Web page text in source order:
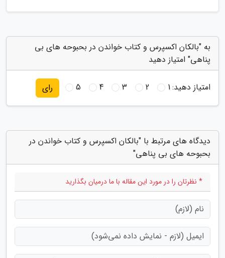
به "بالکان اکسپرس و کتاب خواندن در بحبوحه های بی
پناهی" امتیاز دهید
امتیاز دهید:1
2
3
4
5 رای
دیدگاه های مرتبط با "بالکان اکسپرس و کتاب خواندن در
بحبوحه های بی پناهی"
* نظرتان را در مورد این مقاله با ما درمیان بگذارید